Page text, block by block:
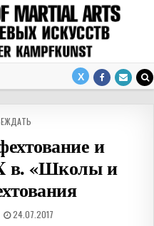
В
и
в. «Школы и
ДАТА ПУБЛИКАЦИИ:
24.07.2017